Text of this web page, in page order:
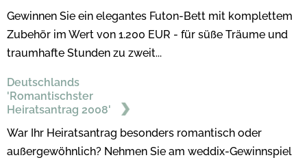
Gewinnen Sie ein elegantes Futon-Bett mit komplettem
Zubehör im Wert von 1.200 EUR - für süße Träume und
traumhafte Stunden zu zweit...
Deutschlands
'Romantischster
Heiratsantrag 2008'
War Ihr Heiratsantrag besonders romantisch oder
außergewöhnlich? Nehmen Sie am weddix-Gewinnspiel